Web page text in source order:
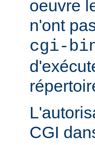
oeuvre
n'ont
cgi-
CGI